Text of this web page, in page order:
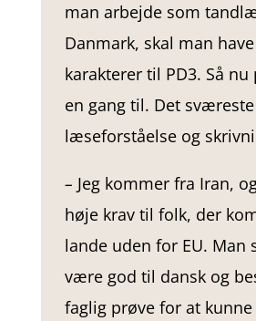
man arbejde som
Danmark, skal man
karakterer til PD3. Så
en gang til. Det
læseforståelse og
– Jeg kommer fra Iran,
høje krav til folk, der
lande uden for EU. Man
være god til dansk og
faglig prøve for at